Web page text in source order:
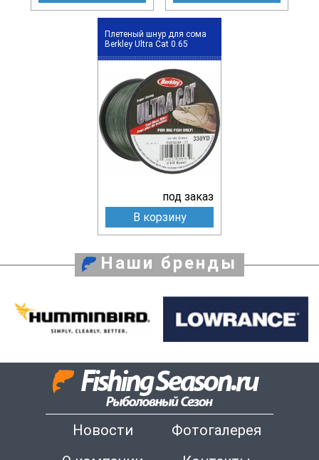
Плетеный шнур для сома
Berkley Ultra Cat 0.65
под заказ
В корзину
Наши бренды
Новости
Фотогалерея